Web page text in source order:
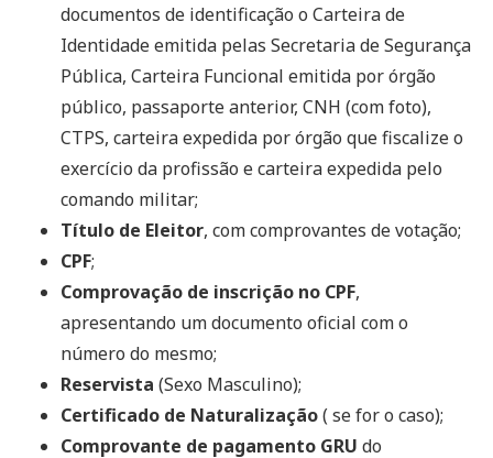
documentos de identificação o Carteira de
Identidade emitida pelas Secretaria de Segurança
Pública, Carteira Funcional emitida por órgão
público, passaporte anterior, CNH (com foto),
CTPS, carteira expedida por órgão que fiscalize o
exercício da profissão e carteira expedida pelo
comando militar;
Título de Eleitor, com comprovantes de votação;
CPF;
Comprovação de inscrição no CPF,
apresentando um documento oficial com o
número do mesmo;
Reservista (Sexo Masculino);
Certificado de Naturalização( se for o caso);
Comprovante de pagamento GRU do